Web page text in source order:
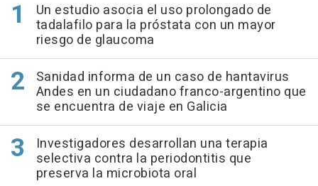
Un estudio asocia el uso prolongado de
tadalafilo para la próstata con un mayor
riesgo de glaucoma
Sanidad informa de un caso de hantavirus
Andes en un ciudadano franco-argentino que
se encuentra de viaje en Galicia
Investigadores desarrollan una terapia
selectiva contra la periodontitis que
preserva la microbiota oral